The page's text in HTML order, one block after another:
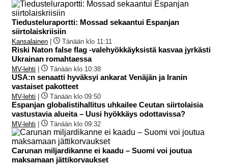
Tiedusteluraportti: Mossad sekaantui Espanjan
siirtolaiskriisiin
Kansalainen Tänään klo 11:11
Riski Naton false flag -valehyökkäyksistä kasvaa jyrkästi
Ukrainan romahtaessa
MV-lehti Tänään klo 10:38
USA:n senaatti hyväksyi ankarat Venäjän ja Iranin
vastaiset pakotteet
MV-lehti Tänään klo 09:50
Espanjan globalistihallitus uhkailee Ceutan siirtolaisia
vastustavia alueita – Uusi hyökkäys odottavissa?
MV-lehti Tänään klo 09:32
Carunan miljardikanne ei kaadu – Suomi voi joutua
maksamaan jättikorvaukset